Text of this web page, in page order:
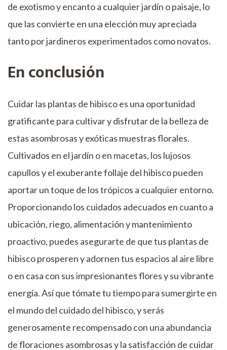
de exotismo y encanto a cualquier jardín o paisaje, lo
que las convierte en una elección muy apreciada
tanto por jardineros experimentados como novatos.
En conclusión
Cuidar las plantas de hibisco es una oportunidad
gratificante para cultivar y disfrutar de la belleza de
estas asombrosas y exóticas muestras florales.
Cultivados en el jardín o en macetas, los lujosos
capullos y el exuberante follaje del hibisco pueden
aportar un toque de los trópicos a cualquier entorno.
Proporcionando los cuidados adecuados en cuanto a
ubicación, riego, alimentación y mantenimiento
proactivo, puedes asegurarte de que tus plantas de
hibisco prosperen y adornen tus espacios al aire libre
o en casa con sus impresionantes flores y su vibrante
energía. Así que tómate tu tiempo para sumergirte en
el mundo del cuidado del hibisco, y serás
generosamente recompensado con una abundancia
de floraciones asombrosas y la satisfacción de cuidar